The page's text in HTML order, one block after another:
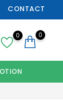
CONTACT
0 0